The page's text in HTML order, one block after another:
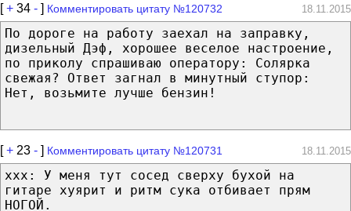
[+ 34 - ] Комментировать цитату №120732 18.11.2015
По дороге на работу заехал на заправку,
дизельный Дэф, хорошее веселое настроение,
по приколу спрашиваю оператору: Солярка
свежая? Ответ загнал в минутный ступор:
Нет, возьмите лучше бензин!
[+ 23 - ] Комментировать цитату №120731 18.11.2015
xxx: У меня тут сосед сверху бухой на
гитаре хуярит и ритм сука отбивает прям
НОГОЙ.